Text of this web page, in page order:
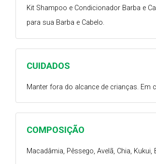
COMPOSIÇÃO
Macadâmia, Pêssego, Avelã, Chia,
CUIDADOS
Manter fora do alcance de crianças.
Kit Shampoo e Condicionador Barba e
para sua Barba e Cabelo.